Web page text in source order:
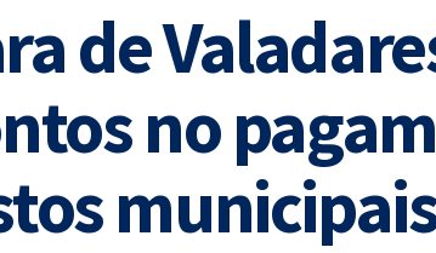
de
no